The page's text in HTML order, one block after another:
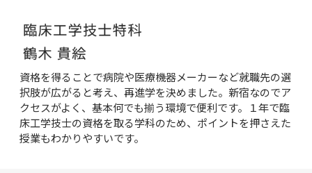
資格を得ることで病院や医療機器メーカーなど就職先の選
択肢が広がると考え、再進学を決めました。新宿なのでア
クセスがよく、基本何でも揃う環境で便利です。１年で臨
床工学技士の資格を取る学科のため、ポイントを押さえた
授業もわかりやすいです。